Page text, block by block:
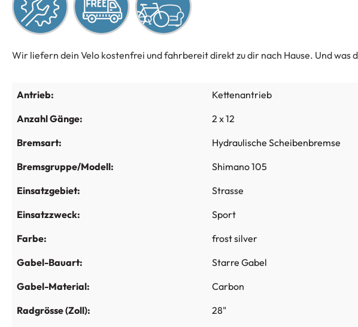
Wir liefern dein Velo kostenfrei und fahrbereit direkt zu dir nach Hause. Und was
Antrieb:
Kettenantrieb
Anzahl Gänge:
2 x 12
Bremsart:
Hydraulische Scheibenbremse
Bremsgruppe/Modell:
Shimano 105
Einsatzgebiet:
Strasse
Einsatzzweck:
Sport
Farbe:
frost silver
Gabel-Bauart:
Starre Gabel
Gabel-Material:
Carbon
Radgrösse (Zoll):
28"